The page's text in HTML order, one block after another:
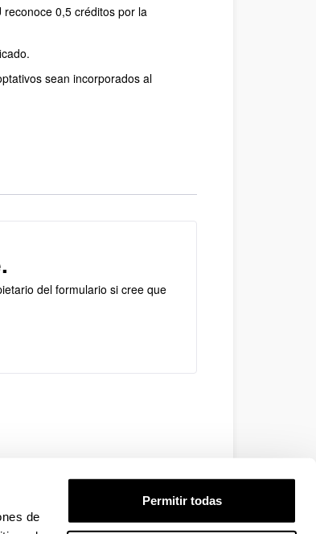
de
Permitir todas
reconoce 0,5 créditos por la
sean incorporados al
del formulario si cree que